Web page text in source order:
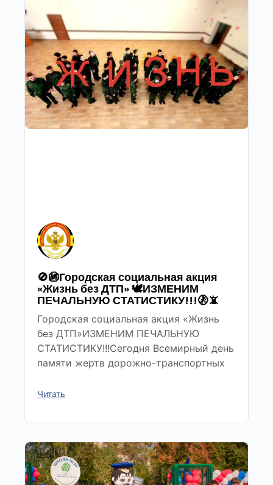
🚫🚳Городская социальная акция
«Жизнь без ДТП» 🕊ИЗМЕНИМ
ПЕЧАЛЬНУЮ СТАТИСТИКУ!!!🚷📵
Городская социальная акция «Жизнь
без ДТП»ИЗМЕНИМ ПЕЧАЛЬНУЮ
СТАТИСТИКУ!!!Сегодня Всемирный день
памяти жертв дорожно-транспортных
Читать